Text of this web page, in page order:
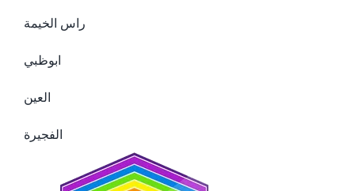
راس الخيمة
ابوظبي
العين
الفجيرة